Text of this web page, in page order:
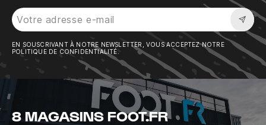
EN SOUSCRIVANT À NOTRE NEWSLETTER, VOUS ACCEPTEZ NOTRE
POLITIQUE DE CONFIDENTIALITÉ.
8 MAGASINS FOOT.FR